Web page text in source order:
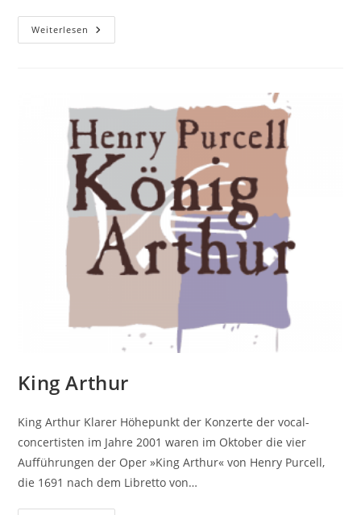
Weiterlesen Pirates
Of
King Arthur
King Arthur Klarer Höhepunkt der Konzerte der vocal-
concertisten im Jahre 2001 waren im Oktober die vier
Aufführungen der Oper »King Arthur« von Henry Purcell,
die 1691 nach dem Libretto von…